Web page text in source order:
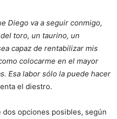
Diego va a seguir conmigo,
toro, un taurino, un
capaz de rentabilizar mis
colocarme en el mayor
Esa labor sólo la puede hacer
el diestro.
opciones posibles, según